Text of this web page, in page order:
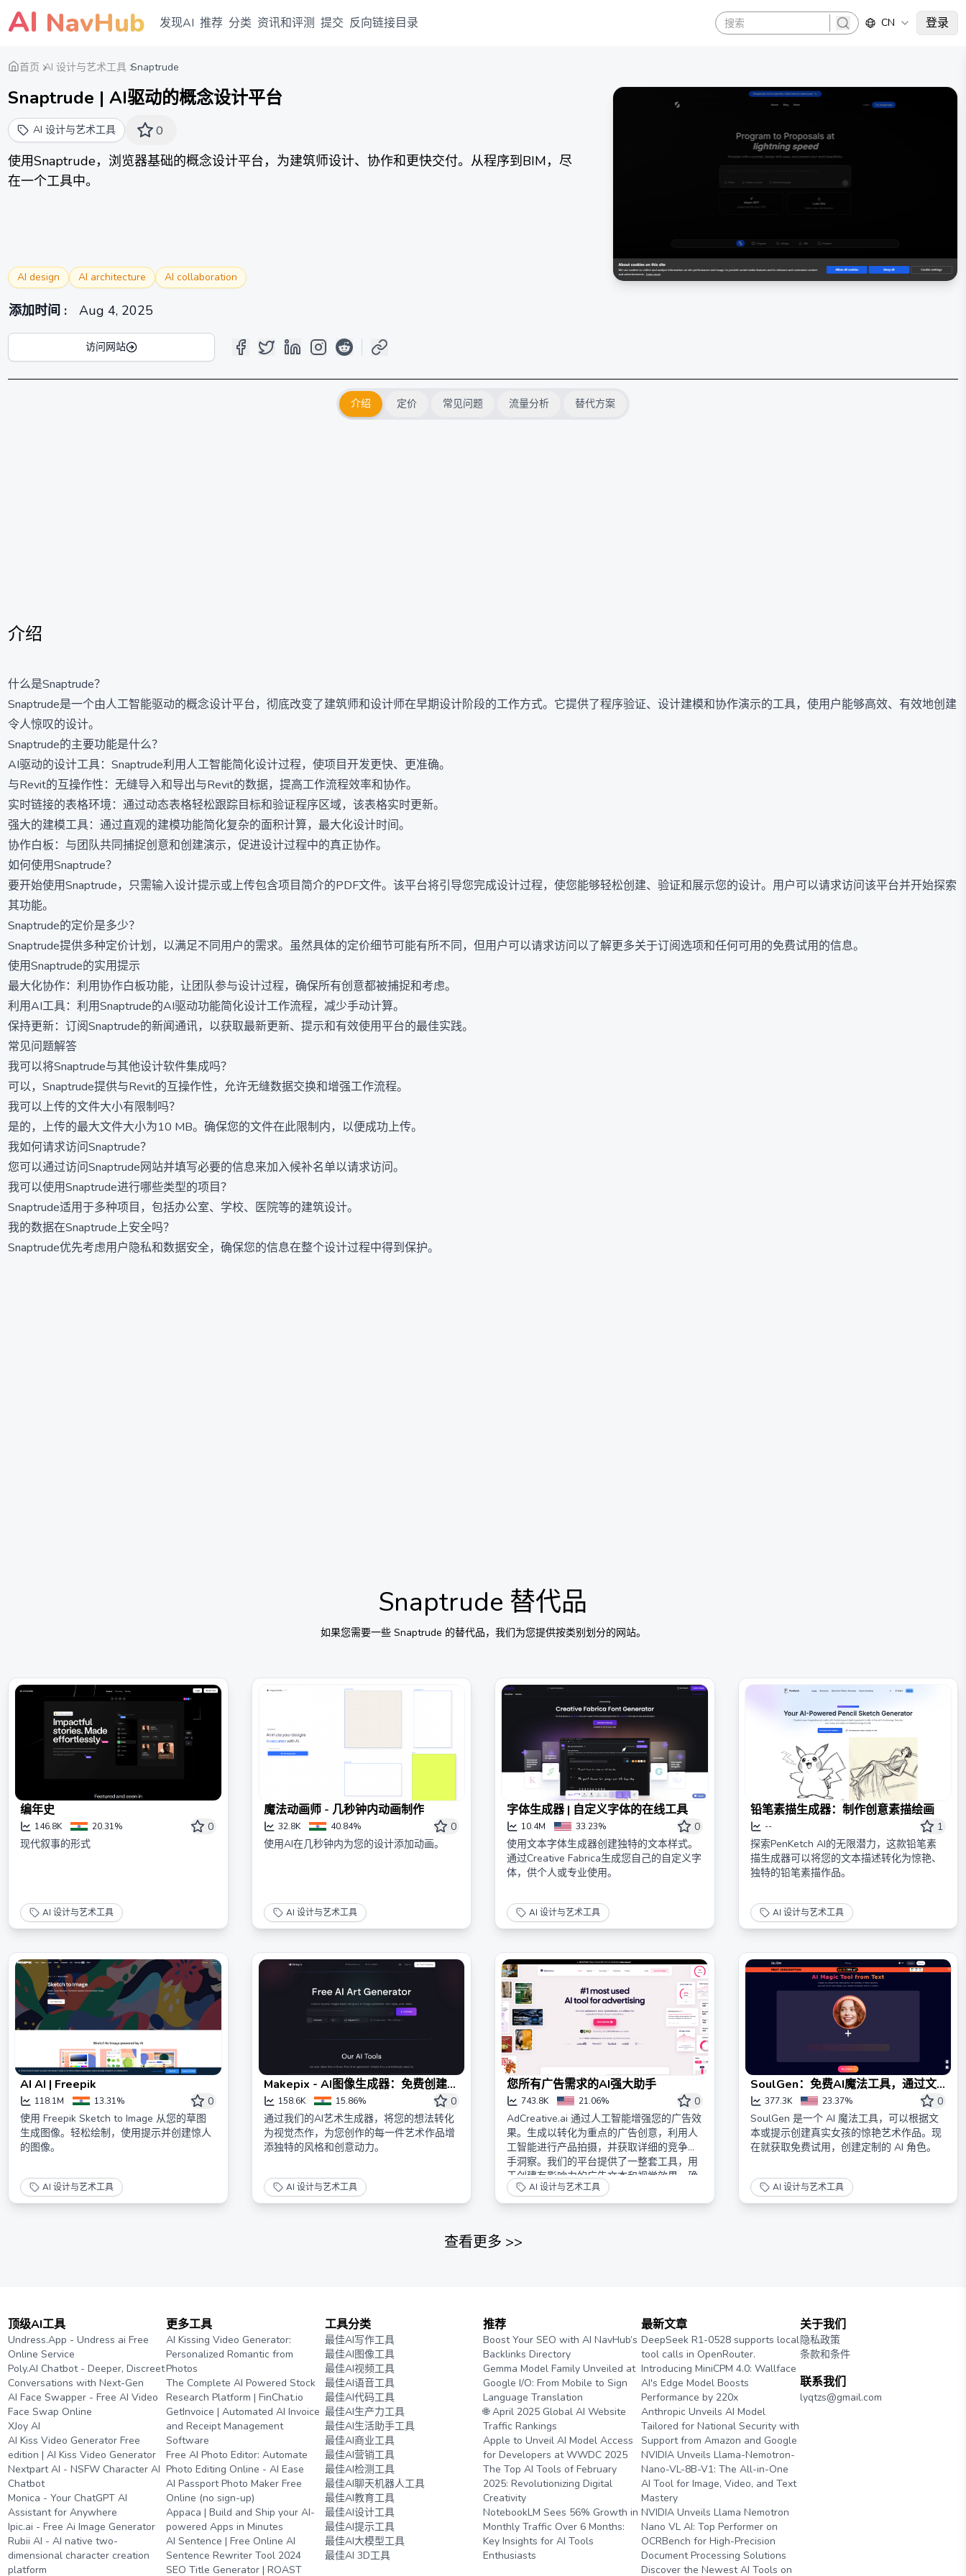
AI NavHub 发现AI 推荐 分类 资讯和评测 提交 反向链接目录
search
CN 登录
首页 AI 设计与艺术工具 Snaptrude
Snaptrude | AI驱动的概念设计平台
AI 设计与艺术工具 0
使用Snaptrude，浏览器基础的概念设计平台，为建筑师设计、协作和更快交付。从程序到BIM，尽
在一个工具中。
AI design AI architecture AI collaboration
添加时间 : Aug 4, 2025
访问网站
介绍 定价 常见问题 流量分析 替代方案
介绍
什么是Snaptrude？
Snaptrude是一个由人工智能驱动的概念设计平台，彻底改变了建筑师和设计师在早期设计阶段的工作方式。它提供了程序验证、设计建模和协作演示的工具，使用户能够高效、有效地创建
令人惊叹的设计。
Snaptrude的主要功能是什么？
AI驱动的设计工具：Snaptrude利用人工智能简化设计过程，使项目开发更快、更准确。
与Revit的互操作性：无缝导入和导出与Revit的数据，提高工作流程效率和协作。
实时链接的表格环境：通过动态表格轻松跟踪目标和验证程序区域，该表格实时更新。
强大的建模工具：通过直观的建模功能简化复杂的面积计算，最大化设计时间。
协作白板：与团队共同捕捉创意和创建演示，促进设计过程中的真正协作。
如何使用Snaptrude？
要开始使用Snaptrude，只需输入设计提示或上传包含项目简介的PDF文件。该平台将引导您完成设计过程，使您能够轻松创建、验证和展示您的设计。用户可以请求访问该平台并开始探索
其功能。
Snaptrude的定价是多少？
Snaptrude提供多种定价计划，以满足不同用户的需求。虽然具体的定价细节可能有所不同，但用户可以请求访问以了解更多关于订阅选项和任何可用的免费试用的信息。
使用Snaptrude的实用提示
最大化协作：利用协作白板功能，让团队参与设计过程，确保所有创意都被捕捉和考虑。
利用AI工具：利用Snaptrude的AI驱动功能简化设计工作流程，减少手动计算。
保持更新：订阅Snaptrude的新闻通讯，以获取最新更新、提示和有效使用平台的最佳实践。
常见问题解答
我可以将Snaptrude与其他设计软件集成吗？
可以，Snaptrude提供与Revit的互操作性，允许无缝数据交换和增强工作流程。
我可以上传的文件大小有限制吗？
是的，上传的最大文件大小为10 MB。确保您的文件在此限制内，以便成功上传。
我如何请求访问Snaptrude？
您可以通过访问Snaptrude网站并填写必要的信息来加入候补名单以请求访问。
我可以使用Snaptrude进行哪些类型的项目？
Snaptrude适用于多种项目，包括办公室、学校、医院等的建筑设计。
我的数据在Snaptrude上安全吗？
Snaptrude优先考虑用户隐私和数据安全，确保您的信息在整个设计过程中得到保护。
Snaptrude 替代品
如果您需要一些 Snaptrude 的替代品，我们为您提供按类别划分的网站。
编年史
146.8K 20.31%
0
现代叙事的形式
AI 设计与艺术工具
魔法动画师 - 几秒钟内动画制作
32.8K 40.84%
0
使用AI在几秒钟内为您的设计添加动画。
AI 设计与艺术工具
字体生成器 | 自定义字体的在线工具
10.4M 33.23%
0
使用文本字体生成器创建独特的文本样式。
通过Creative Fabrica生成您自己的自定义字
体，供个人或专业使用。
AI 设计与艺术工具
铅笔素描生成器：制作创意素描绘画
--
1
探索PenKetch AI的无限潜力，这款铅笔素
描生成器可以将您的文本描述转化为惊艳、
独特的铅笔素描作品。
AI 设计与艺术工具
AI AI | Freepik
118.1M 13.31%
0
使用 Freepik Sketch to Image 从您的草图
生成图像。轻松绘制，使用提示并创建惊人
的图像。
AI 设计与艺术工具
Makepix - AI图像生成器：免费创建AI
艺术！
158.6K 15.86%
0
通过我们的AI艺术生成器，将您的想法转化
为视觉杰作，为您创作的每一件艺术作品增
添独特的风格和创意动力。
AI 设计与艺术工具
您所有广告需求的AI强大助手
743.8K 21.06%
0
AdCreative.ai 通过人工智能增强您的广告效
果。生成以转化为重点的广告创意，利用人
工智能进行产品拍摄，并获取详细的竞争对
手洞察。我们的平台提供了一整套工具，用
于创建有影响力的广告文本和视觉效果，确
保您的活动在竞争激烈的市场中脱颖而出。
非常适合寻求一体化解决方案的营销人员，
AI 设计与艺术工具
SoulGen：免费AI魔法工具，通过文
本在线创建艺术作品
377.3K 23.37%
0
SoulGen 是一个 AI 魔法工具，可以根据文
本或提示创建真实女孩的惊艳艺术作品。现
在就获取免费试用，创建定制的 AI 角色。
AI 设计与艺术工具
查看更多 >>
顶级AI工具
Undress.App - Undress ai Free
Online Service
Poly.AI Chatbot - Deeper, Discreet
Conversations with Next-Gen
AI Face Swapper - Free AI Video
Face Swap Online
XJoy AI
AI Kiss Video Generator Free
edition | AI Kiss Video Generator
Nextpart AI - NSFW Character AI
Chatbot
Monica - Your ChatGPT AI
Assistant for Anywhere
Ipic.ai - Free Ai Image Generator
Rubii AI - AI native two-
dimensional character creation
platform
更多工具
AI Kissing Video Generator:
Personalized Romantic from
Photos
The Complete AI Powered Stock
Research Platform | FinChat.io
GetInvoice | Automated AI Invoice
and Receipt Management
Software
Free AI Photo Editor: Automate
Photo Editing Online - AI Ease
AI Passport Photo Maker Free
Online (no sign-up)
Appaca | Build and Ship your AI-
powered Apps in Minutes
AI Sentence | Free Online AI
Sentence Rewriter Tool 2024
SEO Title Generator | ROAST
工具分类
最佳AI写作工具
最佳AI图像工具
最佳AI视频工具
最佳AI语音工具
最佳AI代码工具
最佳AI生产力工具
最佳AI生活助手工具
最佳AI商业工具
最佳AI营销工具
最佳AI检测工具
最佳AI聊天机器人工具
最佳AI教育工具
最佳AI设计工具
最佳AI提示工具
最佳AI大模型工具
最佳AI 3D工具
推荐
Boost Your SEO with AI NavHub’s
Backlinks Directory
Gemma Model Family Unveiled at
Google I/O: From Mobile to Sign
Language Translation
🌐 April 2025 Global AI Website
Traffic Rankings
Apple to Unveil AI Model Access
for Developers at WWDC 2025
The Top AI Tools of February
2025: Revolutionizing Digital
Creativity
NotebookLM Sees 56% Growth in
Monthly Traffic Over 6 Months:
Key Insights for AI Tools
Enthusiasts
最新文章
DeepSeek R1-0528 supports local
tool calls in OpenRouter.
Introducing MiniCPM 4.0: Wallface
AI's Edge Model Boosts
Performance by 220x
Anthropic Unveils AI Model
Tailored for National Security with
Support from Amazon and Google
NVIDIA Unveils Llama-Nemotron-
Nano-VL-8B-V1: The All-in-One
AI Tool for Image, Video, and Text
Mastery
NVIDIA Unveils Llama Nemotron
Nano VL AI: Top Performer on
OCRBench for High-Precision
Document Processing Solutions
Discover the Newest AI Tools on
关于我们
隐私政策
条款和条件
联系我们
lyqtzs@gmail.com